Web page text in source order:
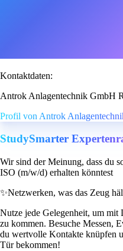
Kontaktdaten:
Antrok Anlagentechnik GmbH
Profil von Antrok
StudySmarter
Wir sind der Meinung, dass du
ISO (m/w/d) erhalten könntest
✨Netzwerken, was das Zeug
Nutze jede Gelegenheit, um mit
zu kommen. Besuche Messen,
du wertvolle Kontakte knüpfen
Tür bekommen!